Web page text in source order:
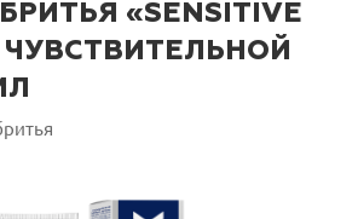
«SENSITIVE
ЧУВСТВИТЕЛЬНОЙ